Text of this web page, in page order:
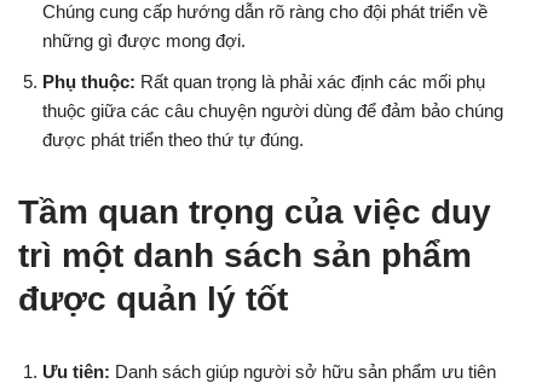
Chúng cung cấp hướng dẫn rõ ràng cho đội phát triển về
những gì được mong đợi.
Phụ thuộc: Rất quan trọng là phải xác định các mối phụ
thuộc giữa các câu chuyện người dùng để đảm bảo chúng
được phát triển theo thứ tự đúng.
Tầm quan trọng của việc duy
trì một danh sách sản phẩm
được quản lý tốt
Ưu tiên: Danh sách giúp người sở hữu sản phẩm ưu tiên